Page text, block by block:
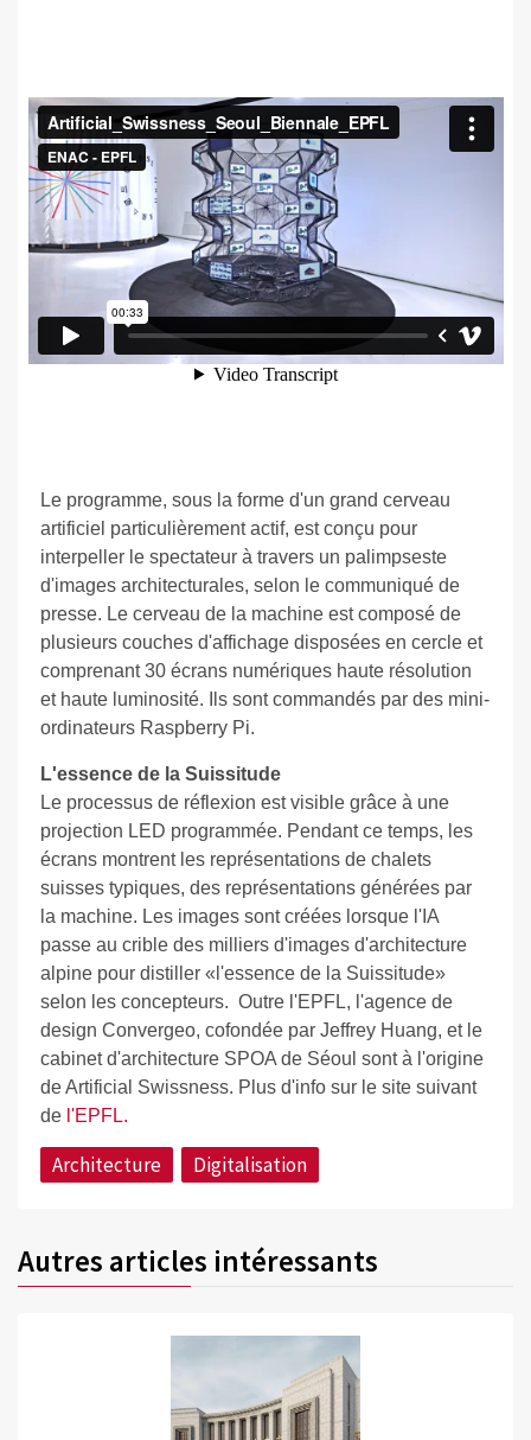
Le programme, sous la forme d'un grand cerveau
artificiel particulièrement actif, est conçu pour
interpeller le spectateur à travers un palimpseste
d'images architecturales, selon le communiqué de
presse. Le cerveau de la machine est composé de
plusieurs couches d'affichage disposées en cercle et
comprenant 30 écrans numériques haute résolution
et haute luminosité. Ils sont commandés par des mini-
ordinateurs Raspberry Pi.
L'essence de la Suissitude
Le processus de réflexion est visible grâce à une
projection LED programmée. Pendant ce temps, les
écrans montrent les représentations de chalets
suisses typiques, des représentations générées par
la machine. Les images sont créées lorsque l'IA
passe au crible des milliers d'images d'architecture
alpine pour distiller «l'essence de la Suissitude»
selon les concepteurs. Outre l'EPFL, l'agence de
design Convergeo, cofondée par Jeffrey Huang, et le
cabinet d'architecture SPOA de Séoul sont à l'origine
de Artificial Swissness. Plus d'info sur le site suivant
de l'EPFL.
Architecture Digitalisation
Autres articles intéressants